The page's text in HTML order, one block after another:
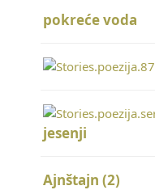
pokreće voda
jesenji
Ajnštajn (2)